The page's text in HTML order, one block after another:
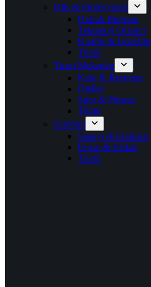
Ofis & Profesyonel
Hukuk Büroları
Teknoloji Ofisleri
Kuaför & Güzellik
Tümü
Ticari Mekanlar
Kafe & Restoran
Oteller
Spor & Fitness
Tümü
Sektörel
Sanayi & Endüstri
İnşaat & Emlak
Tümü